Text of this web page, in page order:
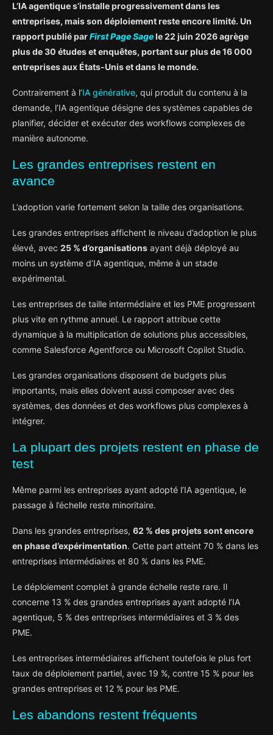
L’IA agentique s’installe progressivement dans les
entreprises, mais son déploiement reste encore limité. Un
rapport publié parFirst Page Sagele 22 juin 2026 agrège
plus de 30 études et enquêtes, portant sur plus de 16 000
entreprises aux États-Unis et dans le monde.
Contrairement à l’IA générative, qui produit du contenu à la
demande, l’IA agentique désigne des systèmes capables de
planifier, décider et exécuter des workflows complexes de
manière autonome.
Les grandes entreprises restent en
avance
L’adoption varie fortement selon la taille des organisations.
Les grandes entreprises affichent le niveau d’adoption le plus
élevé, avec 25 % d’organisations ayant déjà déployé au
moins un système d’IA agentique, même à un stade
expérimental.
Les entreprises de taille intermédiaire et les PME progressent
plus vite en rythme annuel. Le rapport attribue cette
dynamique à la multiplication de solutions plus accessibles,
comme Salesforce Agentforce ou Microsoft Copilot Studio.
Les grandes organisations disposent de budgets plus
importants, mais elles doivent aussi composer avec des
systèmes, des données et des workflows plus complexes à
intégrer.
La plupart des projets restent en phase de
test
Même parmi les entreprises ayant adopté l’IA agentique, le
passage à l’échelle reste minoritaire.
Dans les grandes entreprises, 62 % des projets sont encore
en phase d’expérimentation. Cette part atteint 70 % dans les
entreprises intermédiaires et 80 % dans les PME.
Le déploiement complet à grande échelle reste rare. Il
concerne 13 % des grandes entreprises ayant adopté l’IA
agentique, 5 % des entreprises intermédiaires et 3 % des
PME.
Les entreprises intermédiaires affichent toutefois le plus fort
taux de déploiement partiel, avec 19 %, contre 15 % pour les
grandes entreprises et 12 % pour les PME.
Les abandons restent fréquents